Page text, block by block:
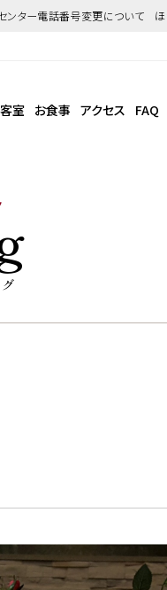
センター電話番号変更について
客室 お食事 アクセス FAQ